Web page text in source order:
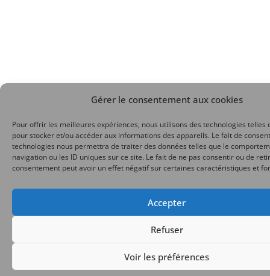
Gérer le consentement aux cookies
Pour offrir les meilleures expériences, nous utilisons des technologies telles
pour stocker et/ou accéder aux informations des appareils. Le fait de
technologies nous permettra de traiter des données telles que le
navigation ou les ID uniques sur ce site. Le fait de ne pas consentir ou de
consentement peut avoir un effet négatif sur certaines caractéristiques et
Accepter
Refuser
Voir les préférences